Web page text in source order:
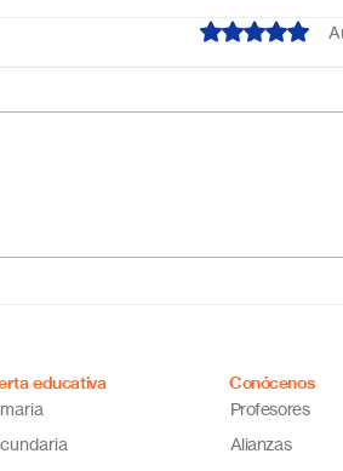
Obtuvo 0 de 5
educativa Conócenos
Profesores
Alianzas